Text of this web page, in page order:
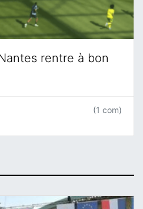
rentre à bon
(1 com)